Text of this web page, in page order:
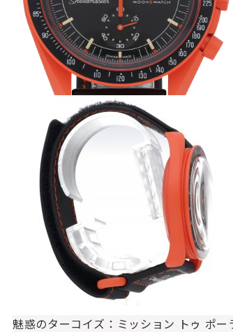
魅惑のターコイズ：ミッション トゥ ポ